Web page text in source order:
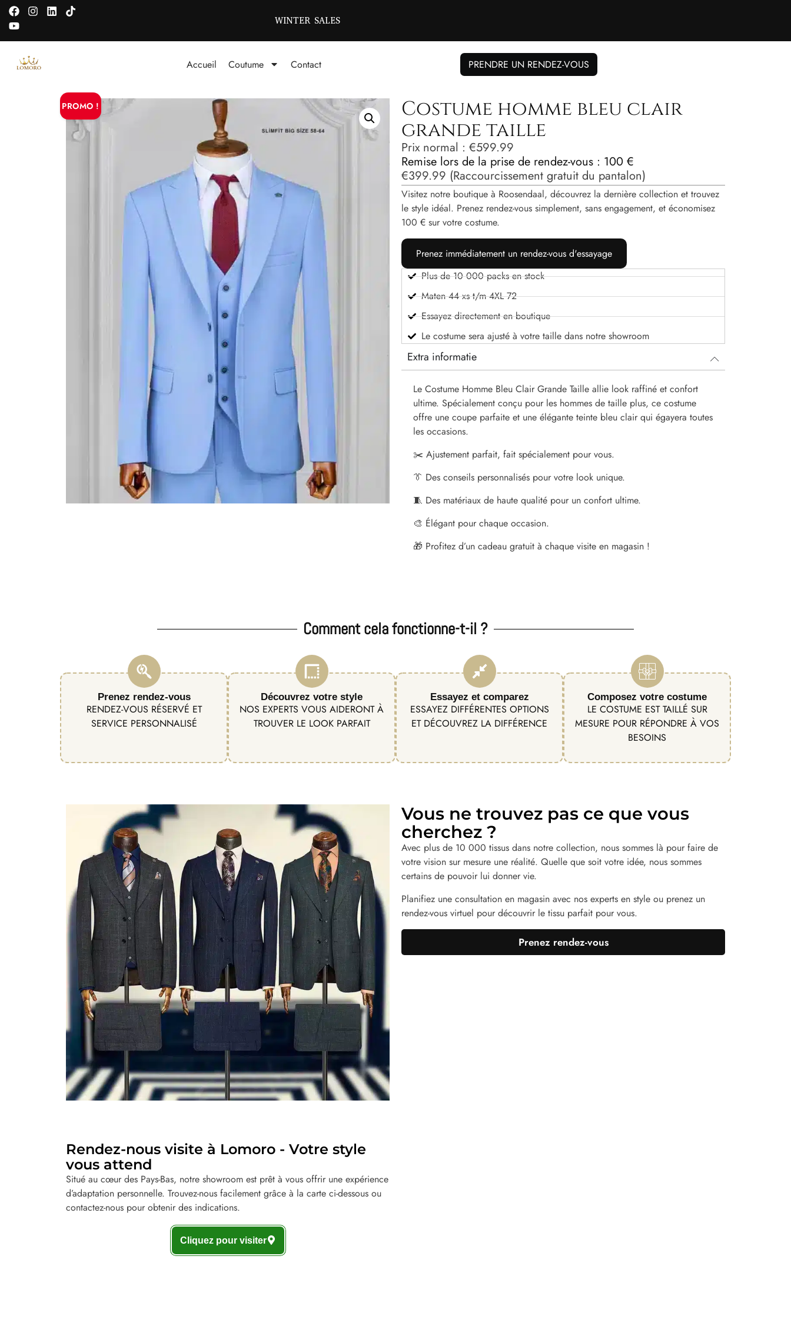
WINTER SALES
Accueil Coutume Contact PRENDRE UN RENDEZ-VOUS
PROMO !
Costume homme bleu clair
grande taille
Prix ​​normal : €599.99
Remise lors de la prise de rendez-vous : 100 €
€399.99 (Raccourcissement gratuit du pantalon)
Visitez notre boutique à Roosendaal, découvrez la dernière collection et trouvez
le style idéal. Prenez rendez-vous simplement, sans engagement, et économisez
100 € sur votre costume.
Prenez immédiatement un rendez-vous d'essayage
Plus de 10 000 packs en stock
Maten 44 xs t/m 4XL 72
Essayez directement en boutique
Le costume sera ajusté à votre taille dans notre showroom
Extra informatie
Le Costume Homme Bleu Clair Grande Taille allie look raffiné et confort
ultime. Spécialement conçu pour les hommes de taille plus, ce costume
offre une coupe parfaite et une élégante teinte bleu clair qui égayera toutes
les occasions.
✂️ Ajustement parfait, fait spécialement pour vous.
👔 Des conseils personnalisés pour votre look unique.
🧵 Des matériaux de haute qualité pour un confort ultime.
🎨 Élégant pour chaque occasion.
🎁 Profitez d’un cadeau gratuit à chaque visite en magasin !
Comment cela fonctionne-t-il ?
Prenez rendez-vous
RENDEZ-VOUS RÉSERVÉ ET
SERVICE PERSONNALISÉ
Découvrez votre style
NOS EXPERTS VOUS AIDERONT À
TROUVER LE LOOK PARFAIT
Essayez et comparez
ESSAYEZ DIFFÉRENTES OPTIONS
ET DÉCOUVREZ LA DIFFÉRENCE
Composez votre costume
LE COSTUME EST TAILLÉ SUR
MESURE POUR RÉPONDRE À VOS
BESOINS
Vous ne trouvez pas ce que vous
cherchez ?
Avec plus de 10 000 tissus dans notre collection, nous sommes là pour faire de
votre vision sur mesure une réalité. Quelle que soit votre idée, nous sommes
certains de pouvoir lui donner vie.
Planifiez une consultation en magasin avec nos experts en style ou prenez un
rendez-vous virtuel pour découvrir le tissu parfait pour vous.
Prenez rendez-vous
Rendez-nous visite à Lomoro - Votre style
vous attend
Situé au cœur des Pays-Bas, notre showroom est prêt à vous offrir une expérience
d’adaptation personnelle. Trouvez-nous facilement grâce à la carte ci-dessous ou
contactez-nous pour obtenir des indications.
Cliquez pour visiter